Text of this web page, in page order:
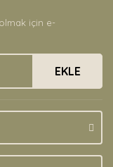
için e-
EKLE